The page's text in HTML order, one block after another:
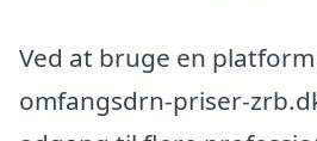
Ved at bruge en
omfangsdrn-priser-